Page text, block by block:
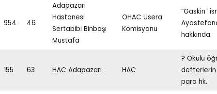
954 46
Adapazarı
Hastanesi
Sertabibi Binbaşı
Mustafa
OHAC Üsera
Komisyonu
“Gaskin”
hakkında.
155 63 HAC Adapazarı HAC
? Okulu
defterlerin
para hk.